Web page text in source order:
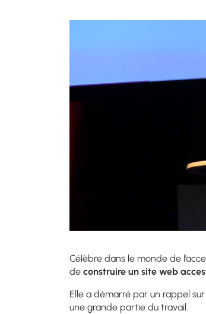
Célèbre dans le monde de
de construire un site web
Elle a démarré par un rappel
une grande partie du travail.